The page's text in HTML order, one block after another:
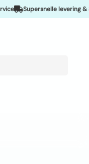
Supersnelle levering &